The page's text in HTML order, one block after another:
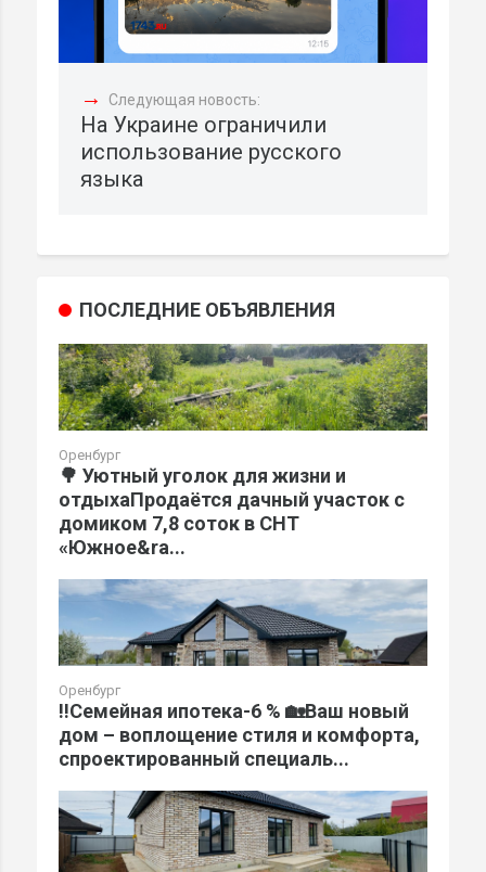
→ Следующая новость:
На Украине ограничили
использование русского
языка
ПОСЛЕДНИЕ ОБЪЯВЛЕНИЯ
Оренбург
🌳 Уютный уголок для жизни и
отдыхаПродаётся дачный участок с
домиком 7,8 соток в СНТ
«Южное&ra...
Оренбург
‼️Семейная ипотека-6 % 🏡Ваш новый
дом – воплощение стиля и комфорта,
спроектированный специаль...